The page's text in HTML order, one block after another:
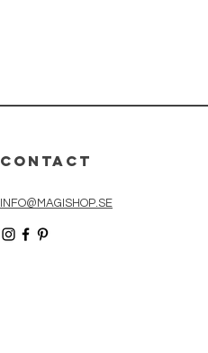
Contact
INFO@MAGISHOP.SE